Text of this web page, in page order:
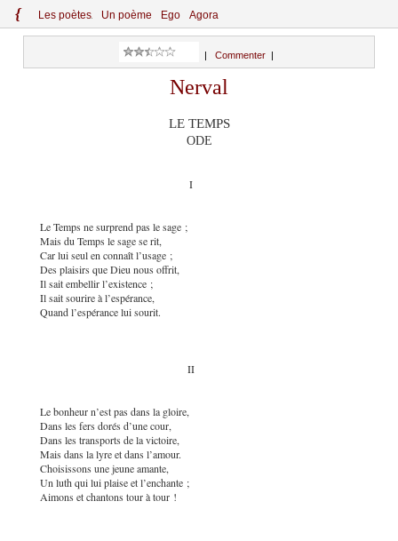
{ Les poètes Un poème Ego Agora
Commenter
Nerval
LE TEMPS
ODE
I
Le Temps ne surprend pas le sage ;
Mais du Temps le sage se rit,
Car lui seul en connaît l’usage ;
Des plaisirs que Dieu nous offrit,
Il sait embellir l’existence ;
Il sait sourire à l’espérance,
Quand l’espérance lui sourit.
II
Le bonheur n’est pas dans la gloire,
Dans les fers dorés d’une cour,
Dans les transports de la victoire,
Mais dans la lyre et dans l’amour.
Choisissons une jeune amante,
Un luth qui lui plaise et l’enchante ;
Aimons et chantons tour à tour !